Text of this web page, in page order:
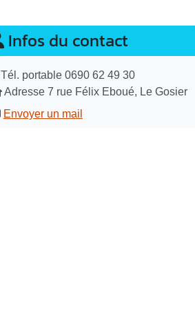
Infos du contact
Tél. portable 0690 62 49 30
Adresse 7 rue Félix Eboué, Le Gosier
Envoyer un mail